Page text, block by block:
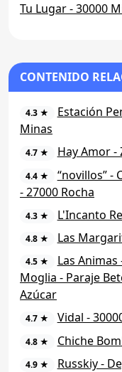
Tu Lugar - 30000
CONTENIDO
4.3 ★
Estación
Minas
4.7 ★ Hay Amor -
4.4 ★
“novillos” -
- 27000 Rocha
4.3 ★ L'Incanto
4.8 ★ Las
4.5 ★
Las
Moglia - Paraje
Azúcar
4.7 ★ Vidal -
4.8 ★ Chiche
4.9 ★ Russkiy -